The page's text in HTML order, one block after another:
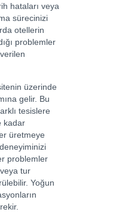
hataları veya
sürecinizi
otellerin
problemler
üzerinde
gelir. Bu
tesislere
kadar
üretmeye
problemler
tur
Yoğun